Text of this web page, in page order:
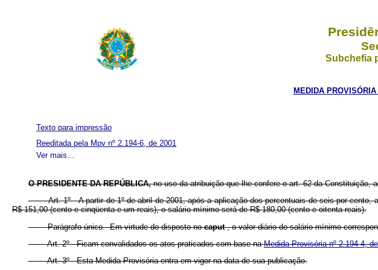
Subchefia
MEDIDA
Ver mais...
Texto para impressão
Reeditada pela Mpv nº 2.194-6, de 2001
O PRESIDENTE DA REPÚBLICA,no uso da atribuição que lhe confere o art. 62 da Constituição,
Art. 1º A partir de 1º de abril de 2001, após a aplicação dos percentuais de seis por cento, a
R$ 151,00 (cento e cinqüenta e um reais), o salário mínimo será de R$ 180,00 (cento e oitenta reais).
Parágrafo único. Em virtude do disposto nocaput, o valor diário do salário mínimo
Art. 2º Ficam convalidados os atos praticados com base naMedida Provisória nº 2.194-4,
Art. 3º Esta Medida Provisória entra em vigor na data de sua publicação.